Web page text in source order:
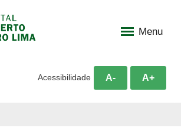
Menu
Acessibilidade A- A+